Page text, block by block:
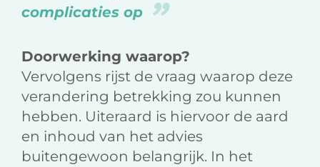
complicaties op
Doorwerking waarop?
Vervolgens rijst de vraag waarop deze
verandering betrekking zou kunnen
hebben. Uiteraard is hiervoor de aard
en inhoud van het advies
buitengewoon belangrijk. In het